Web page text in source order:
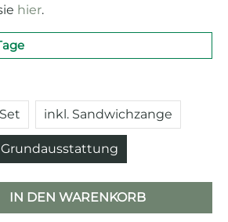
hier.
inkl. Sandwichzange
Grundausstattung
gewünschten
IN DEN WARENKORB